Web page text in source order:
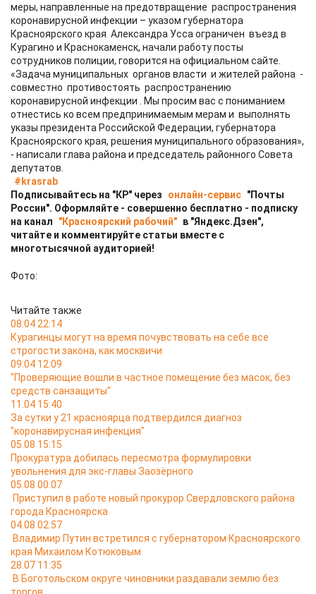
меры, направленные на предотвращение распространения
коронавирусной инфекции – указом губернатора
Красноярского края Александра Усса ограничен въезд в
Курагино и Краснокаменск, начали работу посты
сотрудников полиции, говорится на официальном сайте.
«Задача муниципальных органов власти и жителей района -
совместно противостоять распространению
коронавирусной инфекции . Мы просим вас с пониманием
отнестись ко всем предпринимаемым мерам и выполнять
указы президента Российской Федерации, губернатора
Красноярского края, решения муниципального образования»,
- написали глава района и председатель районного Совета
депутатов.
#krasrab
Подписывайтесь на "КР" через
онлайн-сервис "Почты
России". Оформляйте - совершенно бесплатно - подписку
на канал
"Красноярский рабочий" в "Яндекс.Дзен",
читайте и комментируйте статьи вместе с
многотысячной аудиторией!
Фото:
Читайте также
08.04 22:14
Курагинцы могут на время почувствовать на себе все
строгости закона, как москвичи
09.04 12:09
"Проверяющие вошли в частное помещение без масок, без
средств санзащиты"
11.04 15:40
За сутки у 21 красноярца подтвердился диагноз
"коронавирусная инфекция"
05.08 15:15
Прокуратура добилась пересмотра формулировки
увольнения для экс-главы Заозёрного
05.08 00:07
Приступил в работе новый прокурор Свердловского района
города Красноярска
04.08 02:57
Владимир Путин встретился с губернатором Красноярского
края Михаилом Котюковым
28.07 11:35
В Боготольском округе чиновники раздавали землю без